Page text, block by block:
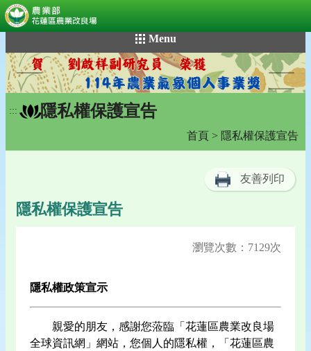
到
主
要
內
容
Menu
::: 隱私權保護宣告
首頁 > 隱私權保護宣告
友善列印
隱私權保護宣告
瀏覽次數：7129次
隱私權政策宣示
親愛的朋友，感謝您蒞臨「花蓮區農業改良場
全球資訊網」網站，您個人的隱私權，「花蓮區農